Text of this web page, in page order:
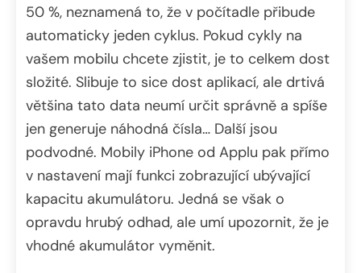
50 %, neznamená to, že v počítadle přibude
automaticky jeden cyklus. Pokud cykly na
vašem mobilu chcete zjistit, je to celkem dost
složité. Slibuje to sice dost aplikací, ale drtivá
většina tato data neumí určit správně a spíše
jen generuje náhodná čísla… Další jsou
podvodné. Mobily iPhone od Applu pak přímo
v nastavení mají funkci zobrazující ubývající
kapacitu akumulátoru. Jedná se však o
opravdu hrubý odhad, ale umí upozornit, že je
vhodné akumulátor vyměnit.